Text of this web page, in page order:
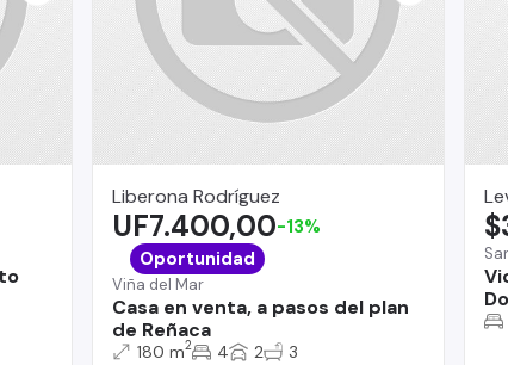
Liberona Rodríguez
Viña del Mar
Casa en venta, a pasos del plan
de Reñaca
UF7.400,00-13%
Oportunidad
180 m2 4 2 3